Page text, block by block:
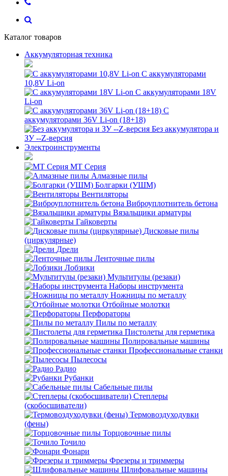
Каталог товаров
Аккумуляторная техника
С аккумуляторами
10,8V Li-on
С аккумуляторами 18V
Li-on
С
аккумуляторами 36V Li-on (18+18)
Без аккумулятора и
ЗУ --Z-версия
Электроинструменты
MT Серия
Алмазные пилы
Болгарки (УШМ)
Вентиляторы
Виброуплотнитель бетона
Вязальщики арматуры
Гайковерты
Дисковые пилы
(циркулярные)
Дрели
Ленточные пилы
Лобзики
Мультитулы (резаки)
Наборы инструмента
Ножницы по металлу
Отбойные молотки
Перфораторы
Пилы по металлу
Пистолеты для герметика
Полировальные машины
Профессиональные станки
Пылесосы
Радио
Рубанки
Сабельные пилы
Степлеры
(скобосшиватели)
Термовоздуходувки
(фены)
Торцовочные пилы
Точило
Фонари
Фрезеры и триммеры
Шлифовальные машины